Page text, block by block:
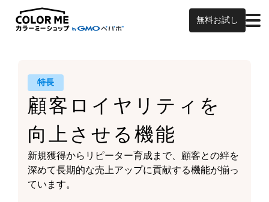
無料お試し
特長
顧客ロイヤリティを
向上させる機能
新規獲得からリピーター育成まで、 顧客との絆を
深めて長期的な売上アップに貢献する機能が揃っ
ています。